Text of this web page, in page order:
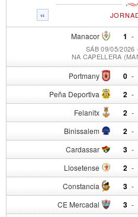
«
Manacor 1 -
SÁB 09/05/2026
NA CAPELLERA
Portmany 0 -
Peña Deportiva 2 -
Felanitx 2 -
Binissalem 2 -
Cardassar 3 -
Llosetense 2 -
Constancia 3 -
CE Mercadal 3 -